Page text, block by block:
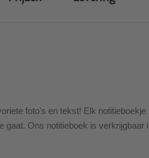
foto's en tekst! Elk
Ons notitieboek is